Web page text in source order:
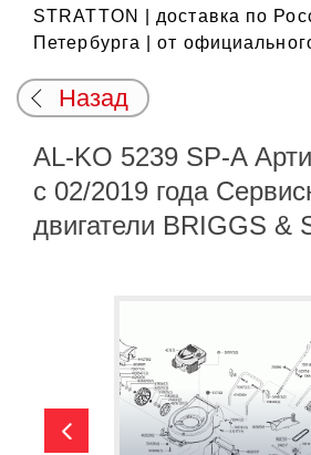
STRATTON | доставка по
Петербурга | от
Назад
AL-KO 5239 SP-A
с 02/2019 года
двигатели BRIGGS &